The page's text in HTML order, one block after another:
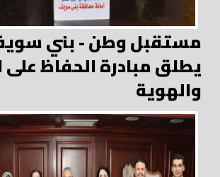
يطلق مبادرة الحفاظ على
والهوية